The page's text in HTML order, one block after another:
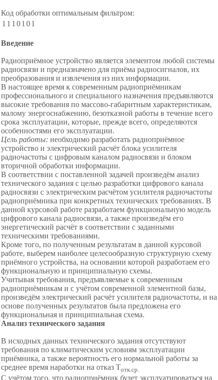
Код обработки оптимальным фильтром:
1 1 1 01 01
Введение
Радиоприёмное устройство является элементом любой системы
радиосвязи и предназначено для приёма радиосигналов, их
преобразования и извлечения из них информации.
В настоящее время к современным радиоприёмникам
профессионального и специального назначения предъявляются
высокие требования по массово-габаритным характеристикам,
малому энергоснабжению, безотказной работы в течение всего
срока эксплуатации, которые, прежде всего, определяются
особенностями его эксплуатации.
Цель работы: необходимо разработать радиоприёмное
устройство и электрический расчёт блока усилителя
радиочастоты с цифровым каналом радиосвязи и блоком
вторичной обработки информации.
В соответствии с поставленной задачей произведём анализ
технического задания с целью разработки цифрового канала
радиосвязи с электрическим расчётом усилителя радиочастоты
радиоприёмника при конкретных технических требованиях. В
данной курсовой работе разработаем функциональную модель
цифрового канала радиосвязи, а также произведём его
энергетический расчёт в соответствии с заданными
техническими требованиями.
Кроме того, по полученным результатам в данной курсовой
работе, выберем наиболее целесообразную структурную схему
приёмного устройства, на основании которой разработаем его
функциональную и принципиальную схемы.
Учитывая требования, предъявляемые к современным
радиоприёмникам и с учётом современной элементной базы,
произведём электрический расчёт усилителя радиочастоты, и на
основе полученных результатов была предложена его
функциональная и принципиальная схема.
Анализ технического задания
В исходных данных технического задания отсутствуют
требования по климатическим условиям эксплуатации
приёмника, а также вероятность его нормальной работы за
среднее время наработки на отказ Tотк.ср.
С учётом того, что радиоприёмник будет эксплуатироваться на